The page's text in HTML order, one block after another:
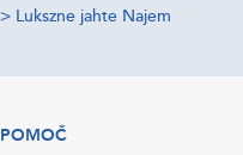
> Lukszne jahte Najem
POMOČ